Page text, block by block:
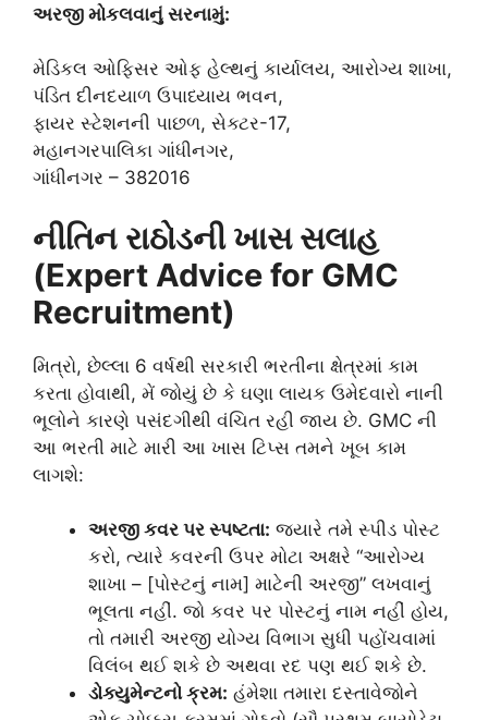
અરજી મોકલવાનું સરનામું:
મેડિકલ ઓફિસર ઓફ હેલ્થનું કાર્યાલય, આરોગ્ય શાખા,
પંડિત દીનદયાળ ઉપાધ્યાય ભવન,
ફાયર સ્ટેશનની પાછળ, સેક્ટર-17,
મહાનગરપાલિકા ગાંધીનગર,
ગાંધીનગર – 382016
નીતિન રાઠોડની ખાસ સલાહ
(Expert Advice for GMC
Recruitment)
મિત્રો, છેલ્લા 6 વર્ષથી સરકારી ભરતીના ક્ષેત્રમાં કામ
કરતા હોવાથી, મેં જોયું છે કે ઘણા લાયક ઉમેદવારો નાની
ભૂલોને કારણે પસંદગીથી વંચિત રહી જાય છે. GMC ની
આ ભરતી માટે મારી આ ખાસ ટિપ્સ તમને ખૂબ કામ
લાગશે:
અરજી કવર પર સ્પષ્ટતા: જ્યારે તમે સ્પીડ પોસ્ટ
કરો, ત્યારે કવરની ઉપર મોટા અક્ષરે “આરોગ્ય
શાખા – [પોસ્ટનું નામ] માટેની અરજી” લખવાનું
ભૂલતા નહીં. જો કવર પર પોસ્ટનું નામ નહીં હોય,
તો તમારી અરજી યોગ્ય વિભાગ સુધી પહોંચવામાં
વિલંબ થઈ શકે છે અથવા રદ પણ થઈ શકે છે.
ડોક્યુમેન્ટનો ક્રમ: હંમેશા તમારા દસ્તાવેજોને